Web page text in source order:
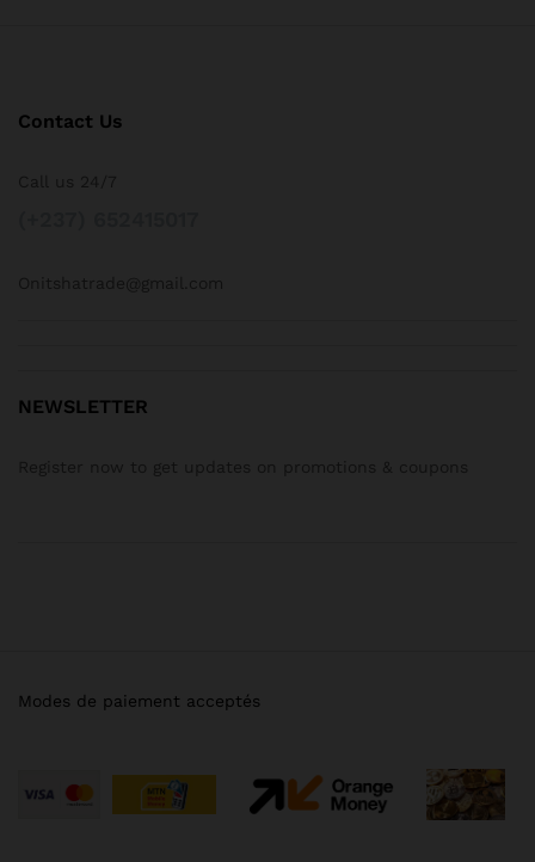
Contact Us
NEWSLETTER
Modes de paiement acceptés